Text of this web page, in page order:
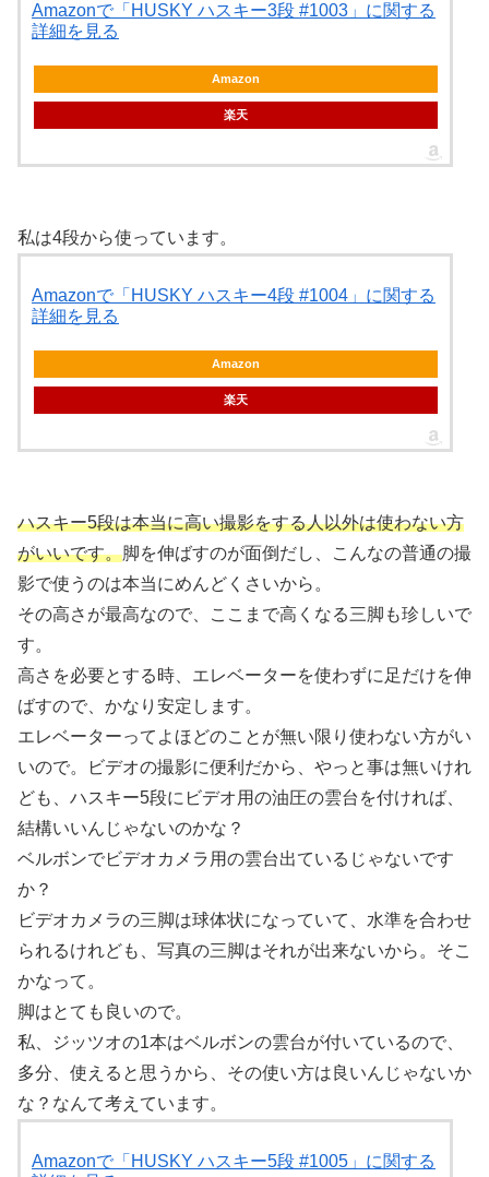
Amazonで「HUSKY ハスキー3段 #1003」に関する
詳細を見る
Amazon
楽天
私は4段から使っています。
Amazonで「HUSKY ハスキー4段 #1004」に関する
詳細を見る
Amazon
楽天
ハスキー5段は本当に高い撮影をする人以外は使わない方
がいいです。脚を伸ばすのが面倒だし、こんなの普通の撮
影で使うのは本当にめんどくさいから。
その高さが最高なので、ここまで高くなる三脚も珍しいで
す。
高さを必要とする時、エレベーターを使わずに足だけを伸
ばすので、かなり安定します。
エレベーターってよほどのことが無い限り使わない方がい
いので。ビデオの撮影に便利だから、やっと事は無いけれ
ども、ハスキー5段にビデオ用の油圧の雲台を付ければ、
結構いいんじゃないのかな？
ベルボンでビデオカメラ用の雲台出ているじゃないです
か？
ビデオカメラの三脚は球体状になっていて、水準を合わせ
られるけれども、写真の三脚はそれが出来ないから。そこ
かなって。
脚はとても良いので。
私、ジッツオの1本はベルボンの雲台が付いているので、
多分、使えると思うから、その使い方は良いんじゃないか
な？なんて考えています。
Amazonで「HUSKY ハスキー5段 #1005」に関する